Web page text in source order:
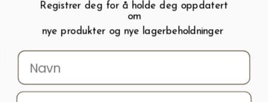
Menu Søk Logg inn Handlevogn
Hjem
Registrer deg for å holde deg oppdatert
om
nye produkter og nye lagerbeholdninger